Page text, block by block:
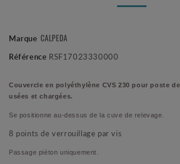
Marque CALPEDA
Référence RSF17023330000
Couvercle en polyéthylène CVS 230 pour poste
usées et chargées.
Se positionne au-dessus de la cuve de relevage.
8 points de verrouillage par vis
Passage piéton uniquement.